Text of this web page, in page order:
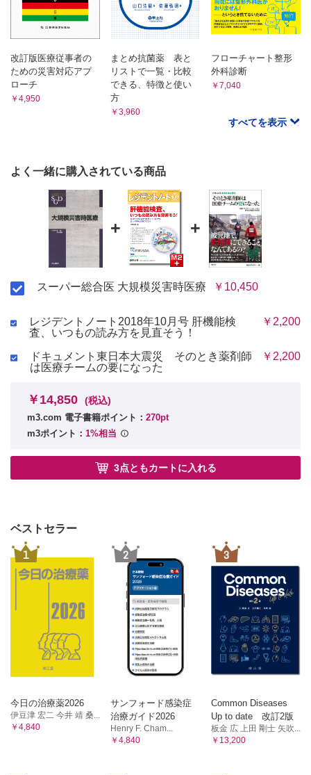
改訂版医療従事者の
ための災害対応アプ
ローチ
￥4,950
まとめ抗菌薬 表と
リストで一覧・比較
できる、特徴と使い
方
￥3,960
フローチャート整形
外科診断
￥7,040
すべてを表示
よく一緒に購入されている商品
+ +
スーパー総合医 大規模災害時医療 ￥10,450
レジデントノート2018年10月号 肝機能検
査、いつもの読み方を見直そう！
￥2,200
ドキュメント東日本大震災 そのとき薬剤師
は医療チームの要になった
￥2,200
￥14,850 (税込)
m3.com 電子書籍ポイント： 270pt
m3ポイント： 1%相当
3点ともカートに入れる
ベストセラー
1
今日の治療薬2026
伊豆津 宏二 今井 靖 桑...
￥4,840
2
サンフォード感染症
治療ガイド2026
Henry F. Cham...
￥4,840
3
Common Diseases
Up to date 改訂2版
板金 広 上田 剛士 矢吹...
￥13,200